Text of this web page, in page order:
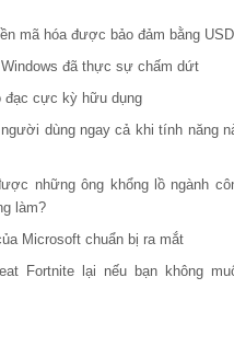
mã hóa được bảo đảm bằng USD
đã thực sự chấm dứt
đạc cực kỳ hữu dụng
dùng ngay cả khi tính năng
những ông khổng lồ ngành
làm?
Microsoft chuẩn bị ra mắt
Fortnite lại nếu bạn không